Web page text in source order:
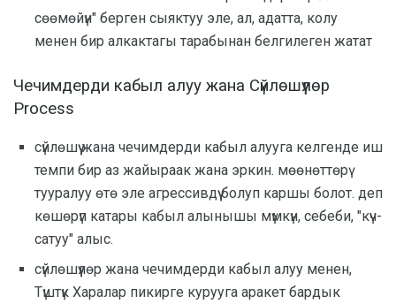
сөөмөйүн" берген сыяктуу эле, ал, адатта, колу
менен бир алкактагы тарабынан белгилеген жатат
Чечимдерди кабыл алуу жана Сүйлөшүүлөр
Process
сүйлөшүү жана чечимдерди кабыл алууга келгенде иш
темпи бир аз жайыраак жана эркин. мөөнөттөрү
тууралуу өтө эле агрессивдүү болуп каршы болот. деп
көшөрүп катары кабыл алынышы мүмкүн, себеби, "күч-
сатуу" алыс.
сүйлөшүүлөр жана чечимдерди кабыл алуу менен,
Түштүк Харалар пикирге курууга аракет бардык